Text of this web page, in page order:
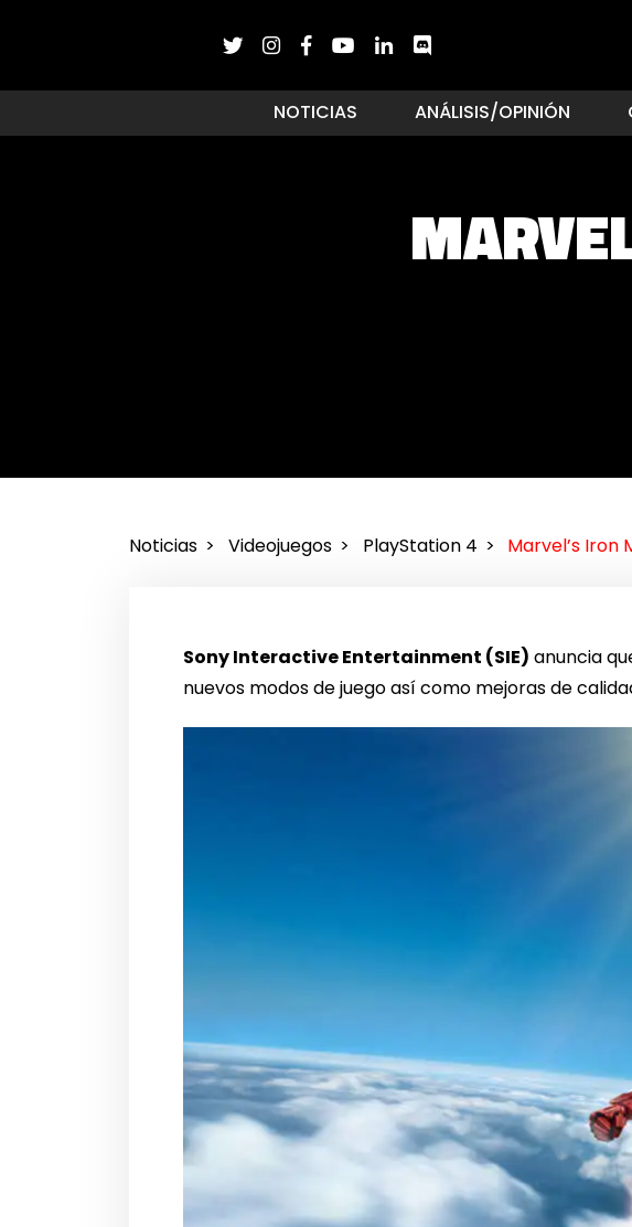
NOTICIAS ANÁLISIS/OPINIÓN
Noticias Videojuegos PlayStation 4 Marvel’s Iron
Sony Interactive Entertainment (SIE) anuncia
nuevos modos de juego así como mejoras de